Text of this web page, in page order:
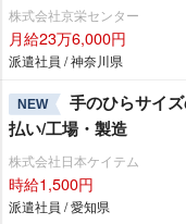
株式会社京栄センター
月給23万6,000円
派遣社員 / 神奈川県
NEW
手のひらサイ
払い/工場・製造
株式会社日本ケイテム
時給1,500円
派遣社員 / 愛知県